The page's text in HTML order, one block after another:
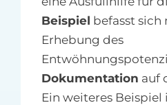
Beispiel befasst sich
Erhebung des
Dokumentation auf
Ein weiteres Beispiel